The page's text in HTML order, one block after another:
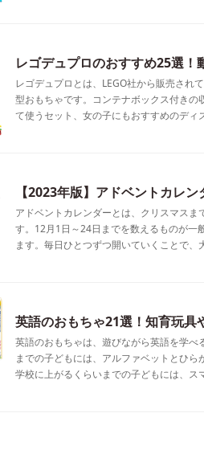
レゴデュプロのおすすめ25選
レゴデュプロとは、LEGO社から販売され
型おもちゃです。コンテナボックス付き
て使うセット、女の子にもおすすめのディ
【2023年版】アドベントカレ
アドベントカレンダーとは、クリスマス
す。12月1日～24日までを数えるものが一
ます。毎日ひとつずつ開いていくことで、
英語のおもちゃ21選！知育玩具
英語のおもちゃは、遊びながら英語を学
までの子どもには、アルファベットとひ
学校に上がるくらいまでの子どもには、ス